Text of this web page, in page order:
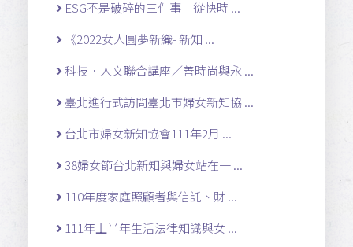
ESG不是破碎的三件事 從快時 ...
《2022女人圓夢新織- 新知 ...
科技．人文聯合講座／善時尚與永 ...
臺北進行式訪問臺北市婦女新知協 ...
台北市婦女新知協會111年2月 ...
38婦女節台北新知與婦女站在一 ...
110年度家庭照顧者與信託、財 ...
111年上半年生活法律知識與女 ...